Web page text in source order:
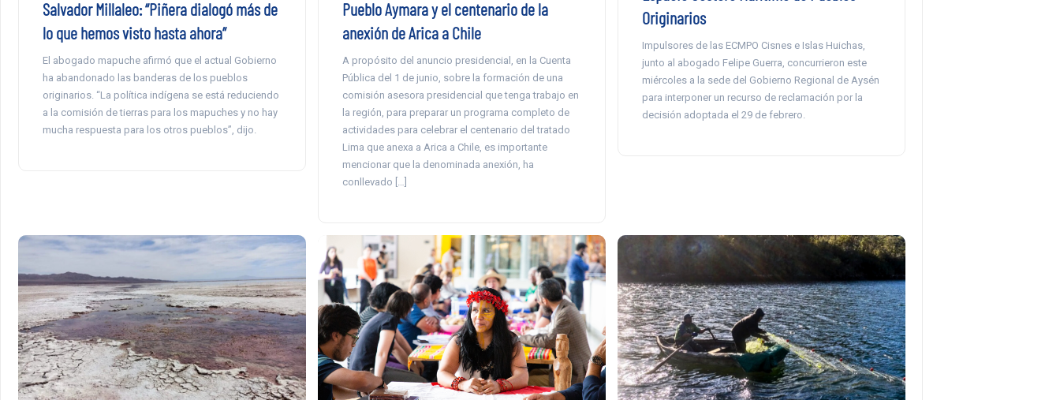
Salvador Millaleo: “Piñera dialogó más de
lo que hemos visto hasta ahora”
El abogado mapuche afirmó que el actual Gobierno
ha abandonado las banderas de los pueblos
originarios. “La política indígena se está reduciendo
a la comisión de tierras para los mapuches y no hay
mucha respuesta para los otros pueblos”, dijo.
Pueblo Aymara y el centenario de la
anexión de Arica a Chile
A propósito del anuncio presidencial, en la Cuenta
Pública del 1 de junio, sobre la formación de una
comisión asesora presidencial que tenga trabajo en
la región, para preparar un programa completo de
actividades para celebrar el centenario del tratado
Lima que anexa a Arica a Chile, es importante
mencionar que la denominada anexión, ha
conllevado […]
Originarios
Impulsores de las ECMPO Cisnes e Islas Huichas,
junto al abogado Felipe Guerra, concurrieron este
miércoles a la sede del Gobierno Regional de Aysén
para interponer un recurso de reclamación por la
decisión adoptada el 29 de febrero.